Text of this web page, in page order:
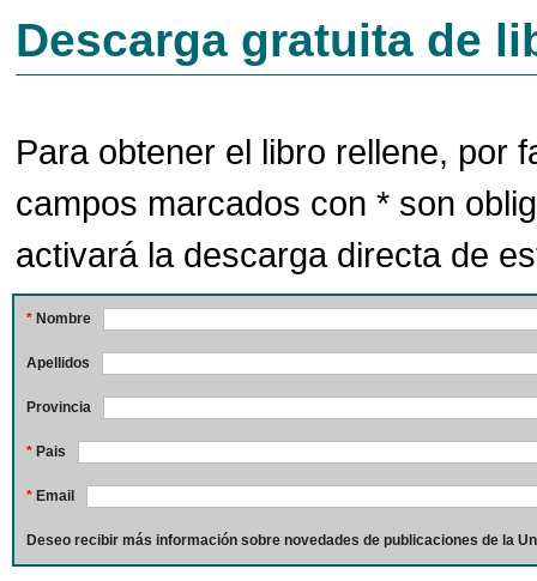
Descarga gratuita de
Para obtener el libro rellene, por
campos marcados con * son
activará la descarga directa de
* Nombre
Apellidos
Provincia
* Pais
* Email
Deseo recibir más información sobre novedades de publicaciones de la